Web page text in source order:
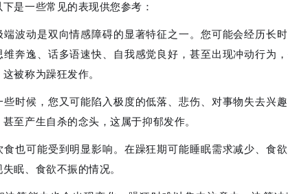
是一些常见的表现供您参考：
端波动是双向情感障碍的显著特征之一。您可能会经历长
维奔逸、话多语速快、自我感觉良好，甚至出现冲动行为
被称为躁狂发作。
些时候，您又可能陷入极度的低落、悲伤、对事物失去兴
至产生自杀的念头，这属于抑郁发作。
食也可能受到明显影响。在躁狂期可能睡眠需求减少、食
眠、食欲不振的情况。